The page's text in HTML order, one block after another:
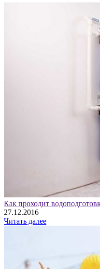
Как проходит
27.12.2016
Читать далее